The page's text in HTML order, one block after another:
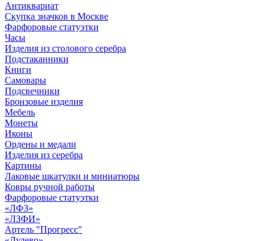
Антиквариат
Скупка значков в Москве
Фарфоровые статуэтки
Часы
Изделия из столового серебра
Подстаканники
Книги
Самовары
Подсвечники
Бронзовые изделия
Мебель
Монеты
Иконы
Ордены и медали
Изделия из серебра
Картины
Лаковые шкатулки и миниатюры
Ковры ручной работы
Фарфоровые статуэтки
«ЛФЗ»
«ЛЗФИ»
Артель "Прогресс"